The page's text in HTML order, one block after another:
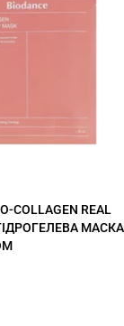
COLLAGEN REAL
ГІДРОГЕЛЕВА МАСКА